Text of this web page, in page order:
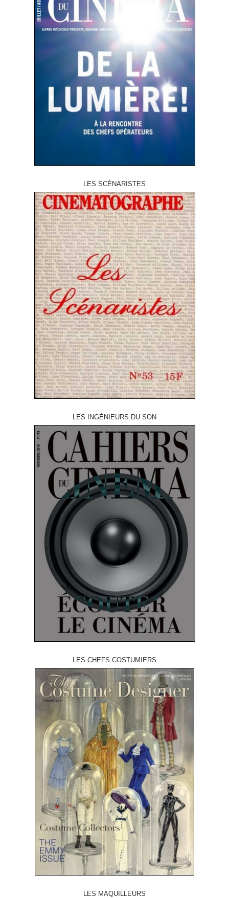
LES SCÉNARISTES
LES INGÉNIEURS DU SON
LES CHEFS COSTUMIERS
LES MAQUILLEURS